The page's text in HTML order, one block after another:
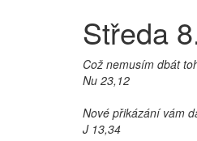
Středa
Což nemusím dbát
Nu 23,12
Nové přikázání vám
J 13,34